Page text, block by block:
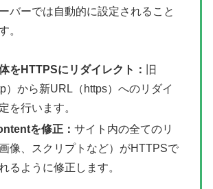
バーでは自動的に設定されること
。
をHTTPSにリダイレクト：
旧
）から新URL（https）へのリダイ
を行います。
を修正：サイト内の全てのリ
像、スクリプトなど）がHTTPSで
るように修正します。